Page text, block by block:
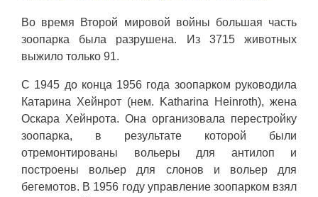
Во время Второй мировой войны большая часть
зоопарка была разрушена. Из 3715 животных
выжило только 91.
С 1945 до конца 1956 года зоопарком руководила
Катарина Хейнрот (нем. Katharina Heinroth), жена
Оскара Хейнрота. Она организовала перестройку
зоопарка, в результате которой были
отремонтированы вольеры для антилоп и
построены вольер для слонов и вольер для
бегемотов. В 1956 году управление зоопарком взял